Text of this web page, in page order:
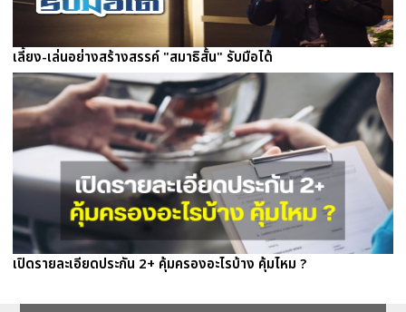
เลี้ยง-เล่นอย่างสร้างสรรค์ "สมาธิสั้น" รับมือได้
เปิดรายละเอียดประกัน 2+ คุ้มครองอะไรบ้าง คุ้มไหม ?